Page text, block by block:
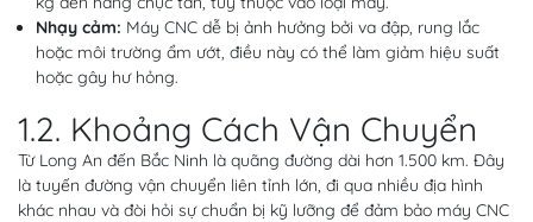
Nhạy cảm: Máy CNC dễ bị ảnh hưởng bởi va đập, rung lắc
hoặc môi trường ẩm ướt, điều này có thể làm giảm hiệu suất
hoặc gây hư hỏng.
1.2. Khoảng Cách Vận Chuyển
Từ Long An đến Bắc Ninh là quãng đường dài hơn 1.500 km. Đây
là tuyến đường vận chuyển liên tỉnh lớn, đi qua nhiều địa hình
khác nhau và đòi hỏi sự chuẩn bị kỹ lưỡng để đảm bảo máy CNC